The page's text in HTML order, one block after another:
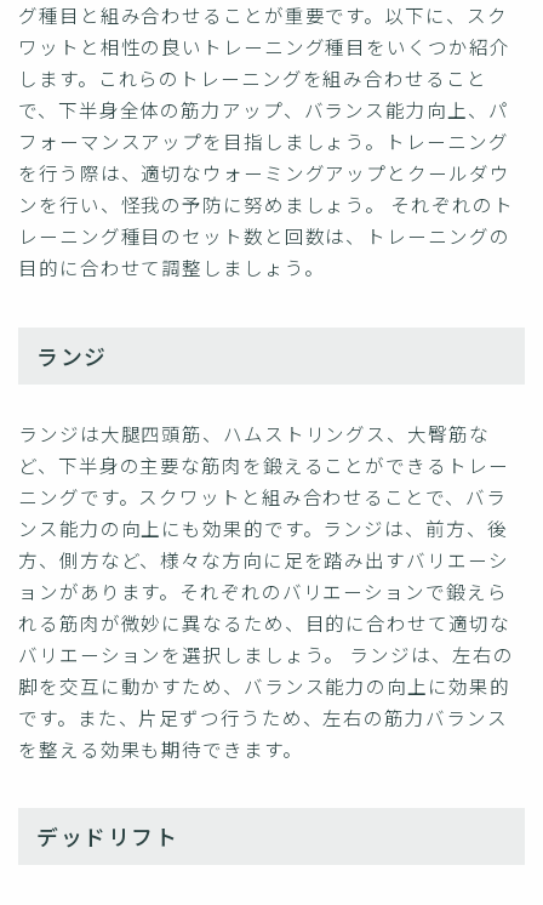
グ種目と組み合わせることが重要です。以下に、スク
ワットと相性の良いトレーニング種目をいくつか紹介
します。これらのトレーニングを組み合わせること
で、下半身全体の筋力アップ、バランス能力向上、パ
フォーマンスアップを目指しましょう。トレーニング
を行う際は、適切なウォーミングアップとクールダウ
ンを行い、怪我の予防に努めましょう。 それぞれのト
レーニング種目のセット数と回数は、トレーニングの
目的に合わせて調整しましょう。
ランジ
ランジは大腿四頭筋、ハムストリングス、大臀筋な
ど、下半身の主要な筋肉を鍛えることができるトレー
ニングです。スクワットと組み合わせることで、バラ
ンス能力の向上にも効果的です。ランジは、前方、後
方、側方など、様々な方向に足を踏み出すバリエーシ
ョンがあります。それぞれのバリエーションで鍛えら
れる筋肉が微妙に異なるため、目的に合わせて適切な
バリエーションを選択しましょう。 ランジは、左右の
脚を交互に動かすため、バランス能力の向上に効果的
です。また、片足ずつ行うため、左右の筋力バランス
を整える効果も期待できます。
デッドリフト